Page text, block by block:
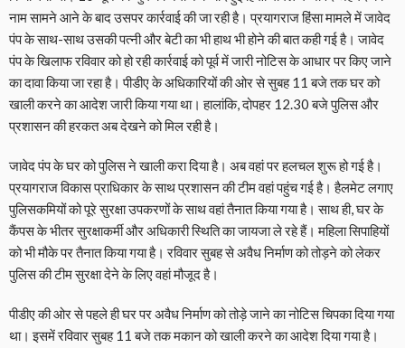
नाम सामने आने के बाद उसपर कार्रवाई की जा रही है। प्रयागराज हिंसा मामले में जावेद
पंप के साथ-साथ उसकी पत्नी और बेटी का भी हाथ भी होने की बात कही गई है। जावेद
पंप के खिलाफ रविवार को हो रही कार्रवाई को पूर्व में जारी नोटिस के आधार पर किए जाने
का दावा किया जा रहा है। पीडीए के अधिकारियों की ओर से सुबह 11 बजे तक घर को
खाली करने का आदेश जारी किया गया था। हालांकि, दोपहर 12.30 बजे पुलिस और
प्रशासन की हरकत अब देखने को मिल रही है।
जावेद पंप के घर को पुलिस ने खाली करा दिया है। अब वहां पर हलचल शुरू हो गई है।
प्रयागराज विकास प्राधिकार के साथ प्रशासन की टीम वहां पहुंच गई है। हैलमेट लगाए
पुलिसकमियों को पूरे सुरक्षा उपकरणों के साथ वहां तैनात किया गया है। साथ ही, घर के
कैंपस के भीतर सुरक्षाकर्मी और अधिकारी स्थिति का जायजा ले रहे हैं। महिला सिपाहियों
को भी मौके पर तैनात किया गया है। रविवार सुबह से अवैध निर्माण को तोड़ने को लेकर
पुलिस की टीम सुरक्षा देने के लिए वहां मौजूद है।
पीडीए की ओर से पहले ही घर पर अवैध निर्माण को तोड़े जाने का नोटिस चिपका दिया गया
था। इसमें रविवार सुबह 11 बजे तक मकान को खाली करने का आदेश दिया गया है।